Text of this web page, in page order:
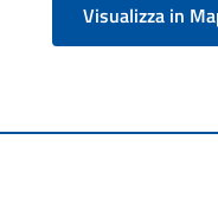
Visualizza in